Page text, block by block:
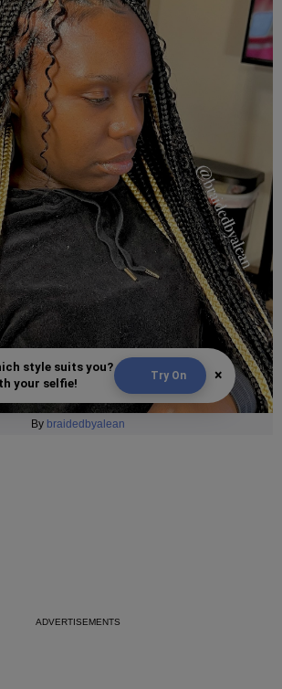
style suits you?
your selfie!
Try On ×
By braidedbyalean